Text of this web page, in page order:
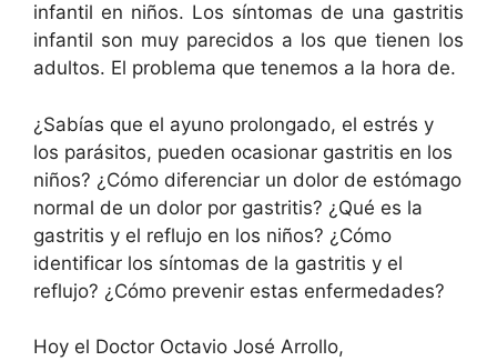
infantil en niños. Los síntomas de una gastritis
infantil son muy parecidos a los que tienen los
adultos. El problema que tenemos a la hora de.
¿Sabías que el ayuno prolongado, el estrés y
los parásitos, pueden ocasionar gastritis en los
niños? ¿Cómo diferenciar un dolor de estómago
normal de un dolor por gastritis? ¿Qué es la
gastritis y el reflujo en los niños? ¿Cómo
identificar los síntomas de la gastritis y el
reflujo? ¿Cómo prevenir estas enfermedades?
Hoy el Doctor Octavio José Arrollo,